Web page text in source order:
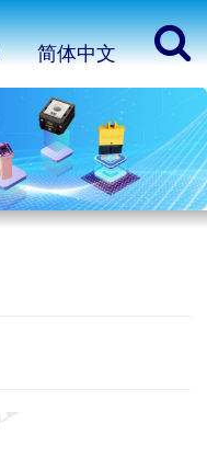
简体中文